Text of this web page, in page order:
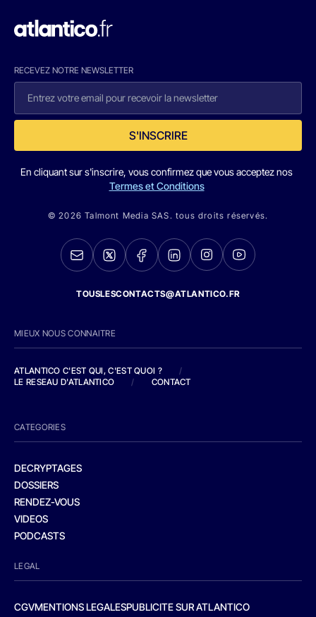
RECEVEZ NOTRE NEWSLETTER
S'INSCRIRE
En cliquant sur s'inscrire, vous confirmez que vous acceptez nos
Termes et Conditions
© 2026 Talmont Media SAS. tous droits réservés.
TOUSLESCONTACTS@ATLANTICO.FR
MIEUX NOUS CONNAITRE
ATLANTICO C'EST QUI, C'EST QUOI ?
/
LE RESEAU D'ATLANTICO
/ CONTACT
CATEGORIES
DECRYPTAGES
DOSSIERS
RENDEZ-VOUS
VIDEOS
PODCASTS
LEGAL
CGVMENTIONS LEGALESPUBLICITE SUR ATLANTICO